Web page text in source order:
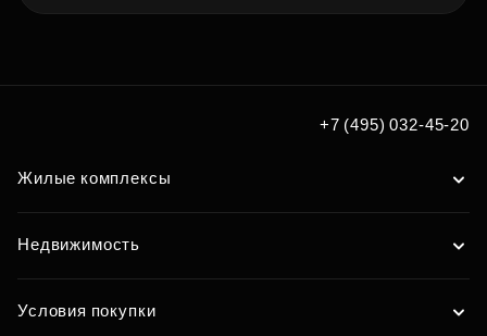
+7 (495) 032-45-20
Жилые комплексы
Недвижимость
Условия покупки